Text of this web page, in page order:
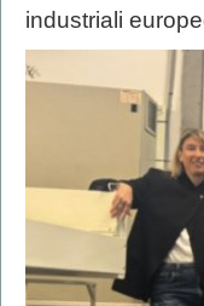
industriali